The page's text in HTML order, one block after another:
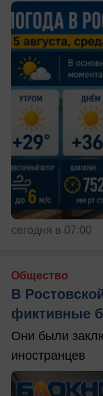
сегодня в 07:00
Общество
В
фиктивные
Они были
иностранцев